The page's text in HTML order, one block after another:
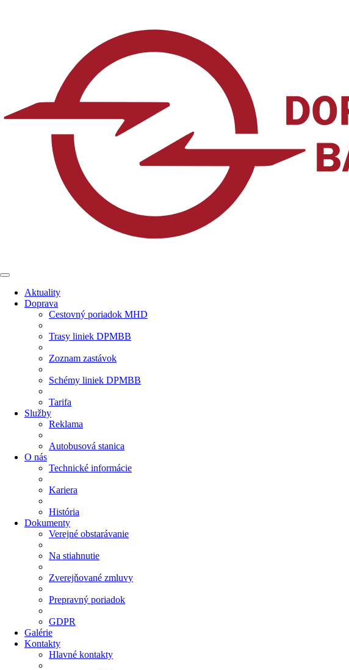
Aktuality
Doprava
Cestovný poriadok MHD
Trasy liniek DPMBB
Zoznam zastávok
Schémy liniek DPMBB
Tarifa
Služby
Reklama
Autobusová stanica
O nás
Technické informácie
Kariera
História
Dokumenty
Verejné obstarávanie
Na stiahnutie
Zverejňované zmluvy
Prepravný poriadok
GDPR
Galérie
Kontakty
Hlavné kontakty